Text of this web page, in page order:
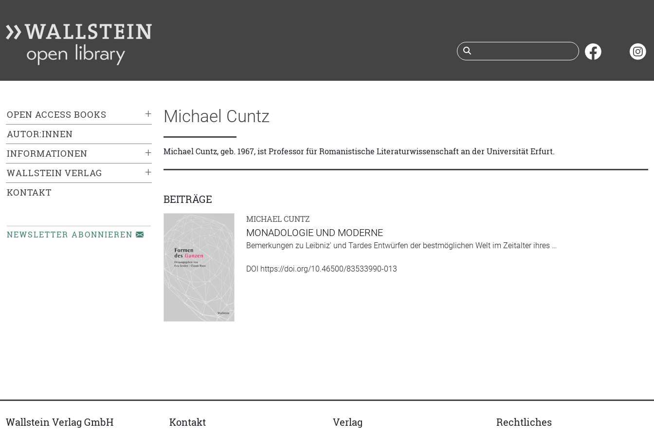
Suche nach
+
OPEN ACCESS BOOKS
AUTOR:INNEN
+
INFORMATIONEN
+
WALLSTEIN VERLAG
KONTAKT
NEWSLETTER ABONNIEREN
Michael Cuntz
Michael Cuntz, geb. 1967, ist Professor für Romanistische Literaturwissenschaft an der Universität Erfurt.
BEITRÄGE
MICHAEL CUNTZ
MONADOLOGIE UND MODERNE
Bemerkungen zu Leibniz' und Tardes Entwürfen der bestmöglichen Welt im Zeitalter ihres …
DOI https://doi.org/10.46500/83533990-013
Wallstein Verlag GmbH Kontakt Verlag Rechtliches